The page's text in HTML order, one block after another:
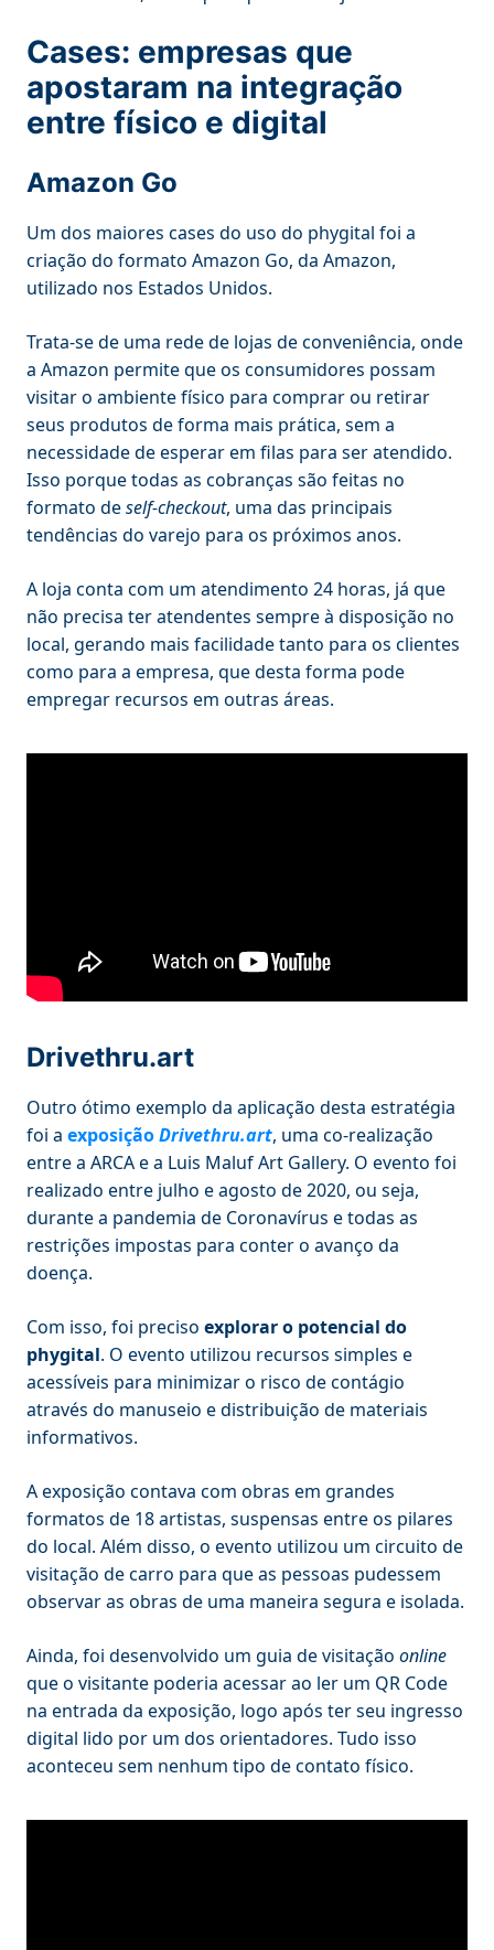
Cases: empresas que
apostaram na integração
entre físico e digital
Amazon Go
Um dos maiores cases do uso do phygital foi a
criação do formato Amazon Go, da Amazon,
utilizado nos Estados Unidos.
Trata-se de uma rede de lojas de conveniência, onde
a Amazon permite que os consumidores possam
visitar o ambiente físico para comprar ou retirar
seus produtos de forma mais prática, sem a
necessidade de esperar em filas para ser atendido.
Isso porque todas as cobranças são feitas no
formato deself-checkout, uma das principais
tendências do varejo para os próximos anos.
A loja conta com um atendimento 24 horas, já que
não precisa ter atendentes sempre à disposição no
local, gerando mais facilidade tanto para os clientes
como para a empresa, que desta forma pode
empregar recursos em outras áreas.
Drivethru.art
Outro ótimo exemplo da aplicação desta estratégia
foi a exposiçãoDrivethru.art, uma co-realização
entre a ARCA e a Luis Maluf Art Gallery. O evento foi
realizado entre julho e agosto de 2020, ou seja,
durante a pandemia de Coronavírus e todas as
restrições impostas para conter o avanço da
doença.
Com isso, foi preciso explorar o potencial do
phygital. O evento utilizou recursos simples e
acessíveis para minimizar o risco de contágio
através do manuseio e distribuição de materiais
informativos.
A exposição contava com obras em grandes
formatos de 18 artistas, suspensas entre os pilares
do local. Além disso, o evento utilizou um circuito de
visitação de carro para que as pessoas pudessem
observar as obras de uma maneira segura e isolada.
Ainda, foi desenvolvido um guia de visitação online
que o visitante poderia acessar ao ler um QR Code
na entrada da exposição, logo após ter seu ingresso
digital lido por um dos orientadores. Tudo isso
aconteceu sem nenhum tipo de contato físico.